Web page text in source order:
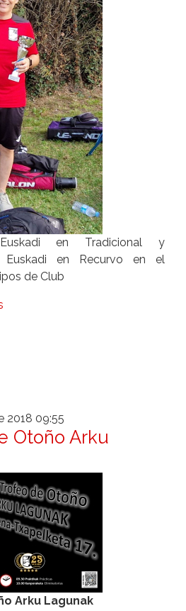
en Tradicional y
Euskadi en Recurvo en el
de Club
2018 09:55
Otoño Arku
Arku Lagunak